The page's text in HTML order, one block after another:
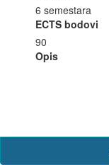
6 semestara
ECTS bodovi
90
Opis